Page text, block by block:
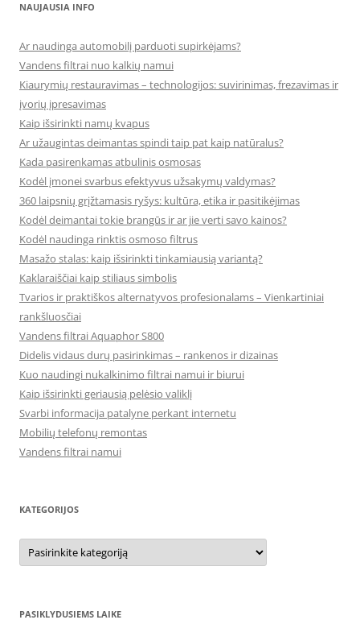
NAUJAUSIA INFO
Ar naudinga automobilį parduoti supirkėjams?
Vandens filtrai nuo kalkių namui
Kiaurymių restauravimas – technologijos: suvirinimas, frezavimas ir
įvorių įpresavimas
Kaip išsirinkti namų kvapus
Ar užaugintas deimantas spindi taip pat kaip natūralus?
Kada pasirenkamas atbulinis osmosas
Kodėl įmonei svarbus efektyvus užsakymų valdymas?
360 laipsnių grįžtamasis ryšys: kultūra, etika ir pasitikėjimas
Kodėl deimantai tokie brangūs ir ar jie verti savo kainos?
Kodėl naudinga rinktis osmoso filtrus
Masažo stalas: kaip išsirinkti tinkamiausią variantą?
Kaklaraiščiai kaip stiliaus simbolis
Tvarios ir praktiškos alternatyvos profesionalams – Vienkartiniai
rankšluosčiai
Vandens filtrai Aquaphor S800
Didelis vidaus durų pasirinkimas – rankenos ir dizainas
Kuo naudingi nukalkinimo filtrai namui ir biurui
Kaip išsirinkti geriausią pelėsio valiklį
Svarbi informacija patalyne perkant internetu
Mobilių telefonų remontas
Vandens filtrai namui
KATEGORIJOS
Kategorijos
PASIKLYDUSIEMS LAIKE